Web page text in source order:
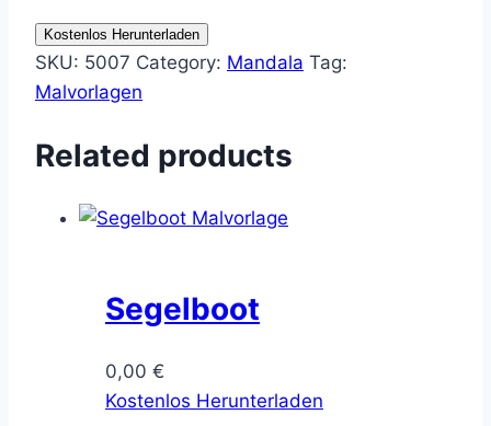
Kostenlos Herunterladen
SKU: 5007 Category: Mandala Tag:
Malvorlagen
Related products
Segelboot
0,00 €
Kostenlos Herunterladen